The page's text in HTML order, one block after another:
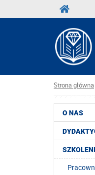
Strona główna
O NAS